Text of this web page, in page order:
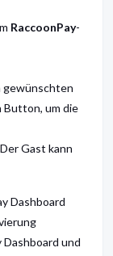
RaccoonPay-
gewünschten
Button, um die
Gast kann
Dashboard
und